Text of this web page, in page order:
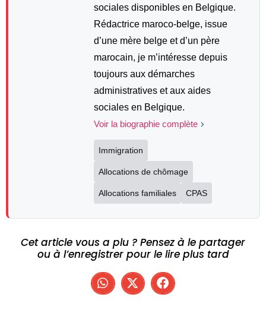
sociales disponibles en Belgique.
Rédactrice maroco-belge, issue
d’une mère belge et d’un père
marocain, je m’intéresse depuis
toujours aux démarches
administratives et aux aides
sociales en Belgique.
Voir la biographie complète
Immigration
Allocations de chômage
Allocations familiales CPAS
Cet article vous a plu ? Pensez à le partager
ou à l’enregistrer pour le lire plus tard